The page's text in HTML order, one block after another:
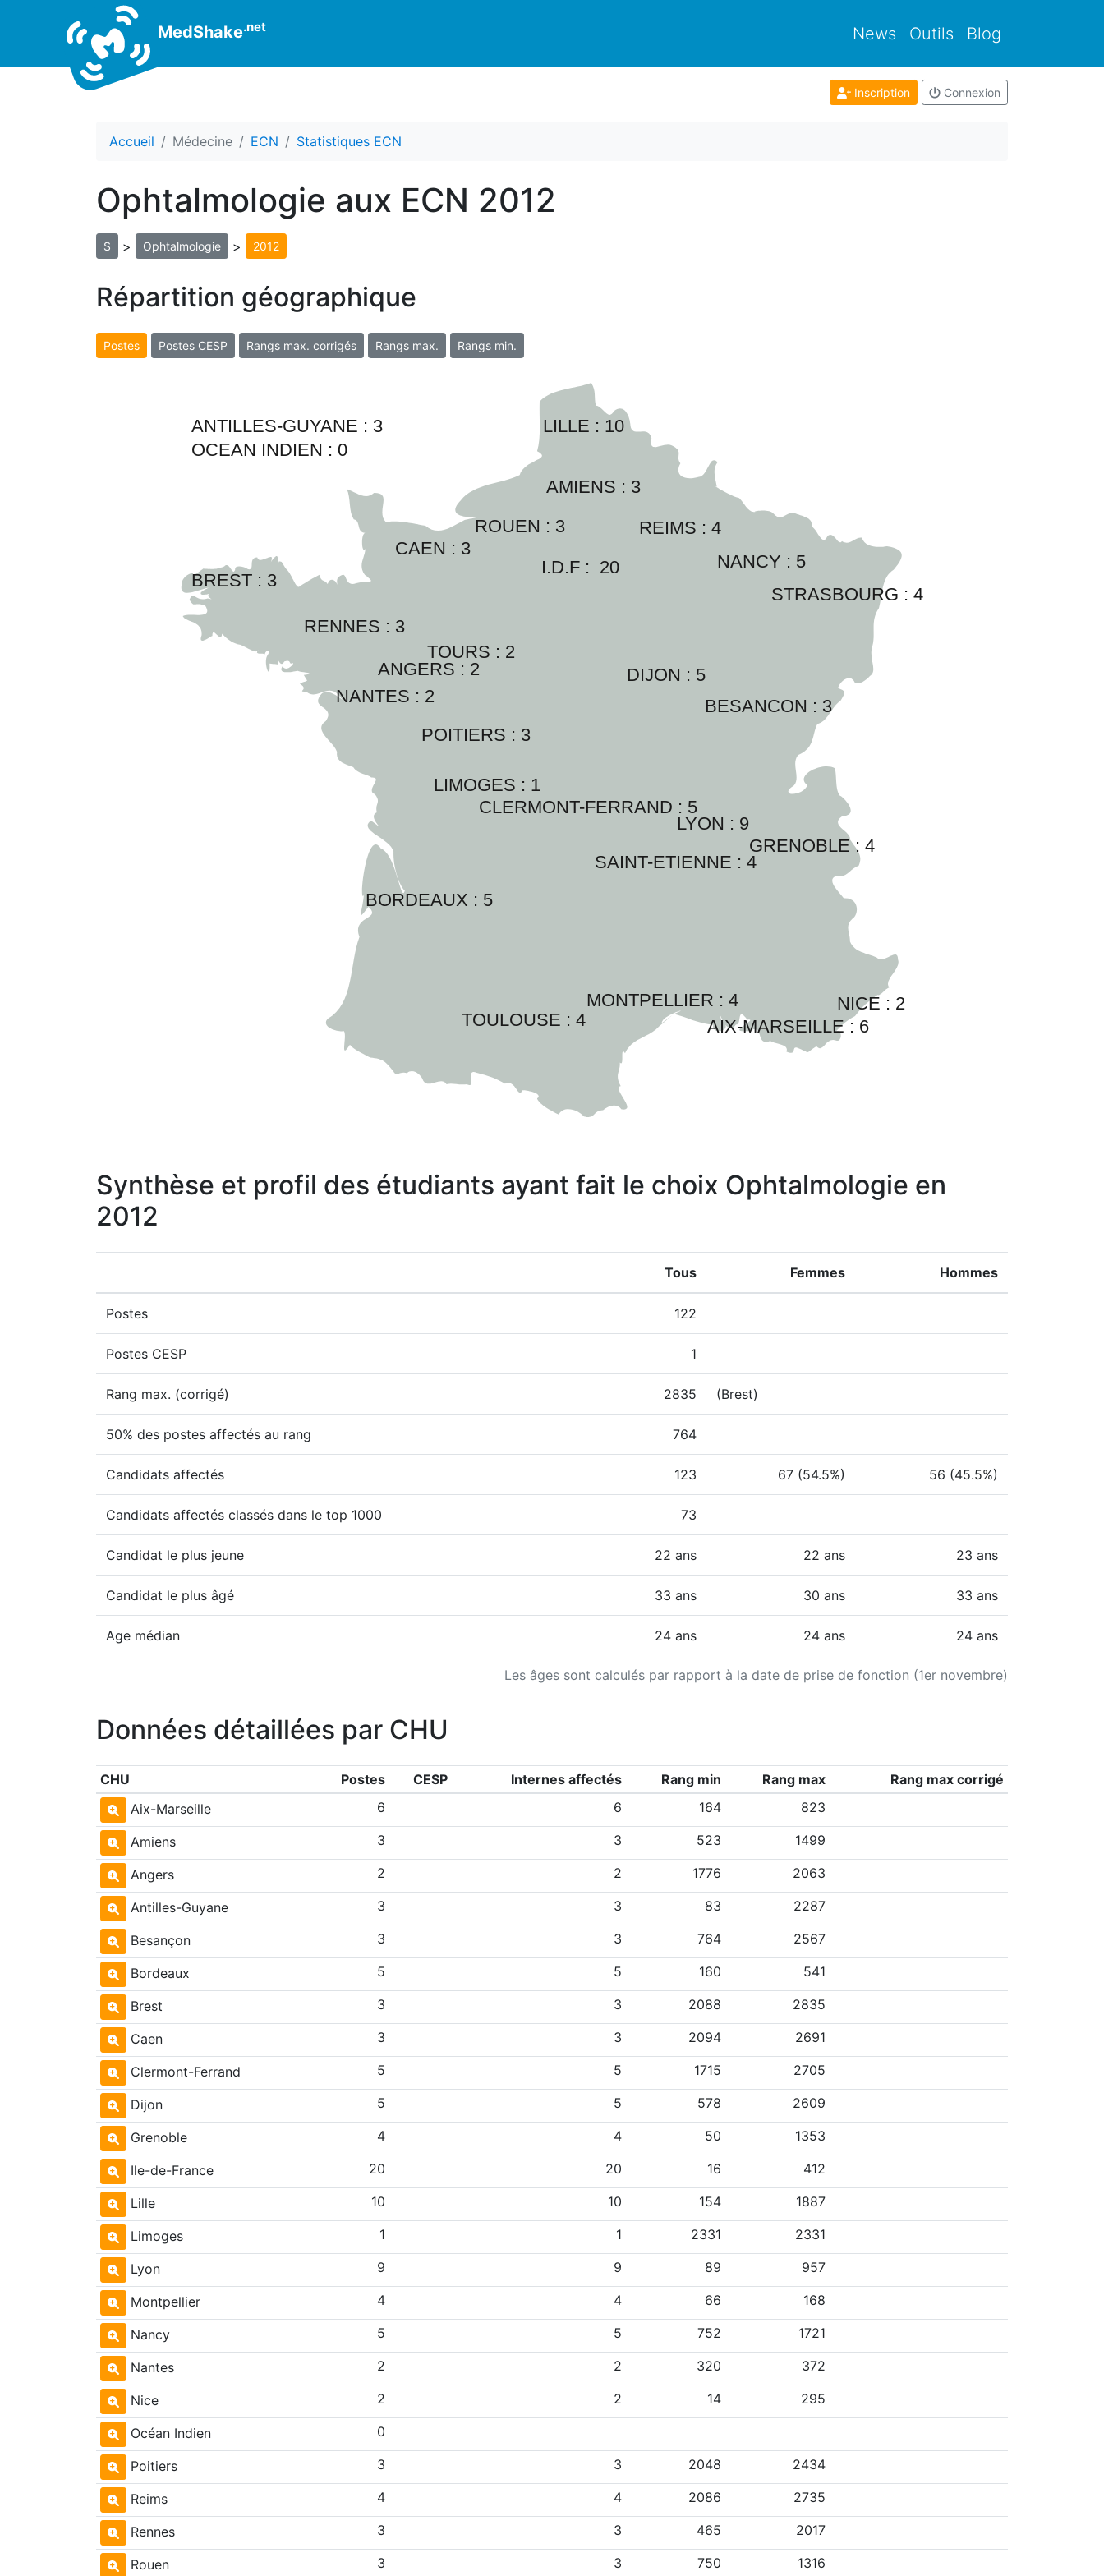
MedShake.net News Outils Blog
Inscription Connexion
Accueil Médecine ECN Statistiques ECN
Ophtalmologie aux ECN 2012
S > Ophtalmologie > 2012
Répartition géographique
Postes Postes CESP Rangs max. corrigés Rangs max. Rangs min.
AMIENS : 3
LILLE : 10
I.D.F : 20
AIX-MARSEILLE : 6
ANGERS : 2
ANTILLES-GUYANE : 3
OCEAN INDIEN :0
BESANCON : 3
BORDEAUX : 5
BREST : 3
CAEN : 3
CLERMONT-FERRAND : 5
DIJON : 5
GRENOBLE : 4
LIMOGES : 1
LYON : 9
MONTPELLIER : 4
NANCY : 5
NANTES : 2
NICE : 2
POITIERS : 3
REIMS : 4
RENNES : 3
ROUEN : 3
SAINT-ETIENNE : 4
STRASBOURG : 4
TOULOUSE : 4
TOURS : 2
Synthèse et profil des étudiants ayant fait le choix Ophtalmologie en
2012
Les âges sont calculés par rapport à la date de prise de fonction (1er novembre)
Tous Femmes Hommes
Postes 122
Postes CESP 1
Rang max. (corrigé) 2835 (Brest)
50% des postes affectés au rang 764
Candidats affectés 123 67 (54.5%) 56 (45.5%)
Candidats affectés classés dans le top 1000 73
Candidat le plus jeune 22 ans 22 ans 23 ans
Candidat le plus âgé 33 ans 30 ans 33 ans
Age médian 24 ans 24 ans 24 ans
Données détaillées par CHU
CHU Postes CESP Internes affectés Rang min Rang max
Rang max corrigé
Aix-Marseille
6 6 164 823
Amiens 3 3 523 1499
Angers 2 2 1776 2063
Antilles-Guyane 3 3 83 2287
Besançon 3 3 764 2567
Bordeaux 5 5 160 541
Brest 3 3 2088 2835
Caen 3 3 2094 2691
Clermont-Ferrand 5 5 1715 2705
Dijon 5 5 578 2609
Grenoble 4 4 50 1353
Ile-de-France 20 20 16 412
Lille 10 10 154 1887
Limoges 1 1 2331 2331
Lyon 9 9 89 957
Montpellier 4 4 66 168
Nancy 5 5 752 1721
Nantes 2 2 320 372
Nice 2 2 14 295
Océan Indien 0
Poitiers 3 3 2048 2434
Reims 4 4 2086 2735
Rennes 3 3 465 2017
Rouen 3 3 750 1316